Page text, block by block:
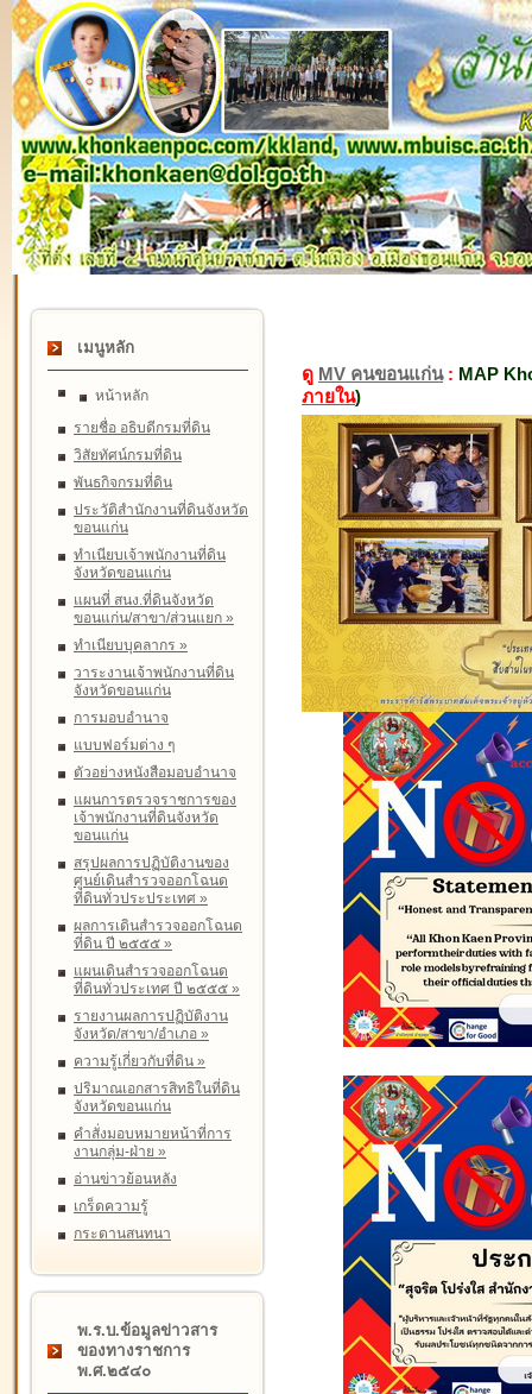
เมนูหลัก
หน้าหลัก
รายชื่อ อธิบดีกรมที่ดิน
วิสัยทัศน์กรมที่ดิน
พันธกิจกรมที่ดิน
ประวัติสำนักงานที่ดินจังหวัด
ขอนแก่น
ทำเนียบเจ้าพนักงานที่ดิน
จังหวัดขอนแก่น
แผนที่ สนง.ที่ดินจังหวัด
ขอนแก่น/สาขา/ส่วนแยก »
ทำเนียบบุคลากร »
วาระงานเจ้าพนักงานที่ดิน
จังหวัดขอนแก่น
การมอบอำนาจ
แบบฟอร์มต่าง ๆ
ตัวอย่างหนังสือมอบอำนาจ
แผนการตรวจราชการของ
เจ้าพนักงานที่ดินจังหวัด
ขอนแก่น
สรุปผลการปฏิบัติงานของ
ศูนย์เดินสำรวจออกโฉนด
ที่ดินทั่วประประเทศ »
ผลการเดินสำรวจออกโฉนด
ที่ดิน ปี ๒๕๕๕ »
แผนเดินสำรวจออกโฉนด
ที่ดินทั่วประเทศ ปี ๒๕๕๕ »
รายงานผลการปฏิบัติงาน
จังหวัด/สาขา/อำเภอ »
ความรู้เกี่ยวกับที่ดิน »
ปริมาณเอกสารสิทธิในที่ดิน
จังหวัดขอนแก่น
คำสั่งมอบหมายหน้าที่การ
งานกลุ่ม-ฝ่าย »
อ่านข่าวย้อนหลัง
เกร็ดความรู้
กระดานสนทนา
พ.ร.บ.ข้อมูลข่าวสาร
ของทางราชการ
พ.ศ.๒๕๔๐
ดู MV คนขอนแก่น: MAP
ภายใน)